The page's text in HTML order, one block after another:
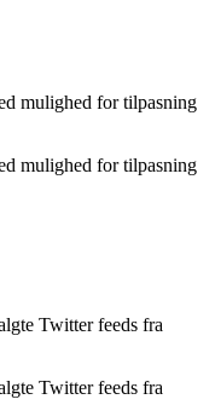
mulighed for tilpasning
mulighed for tilpasning
Twitter feeds fra
Twitter feeds fra